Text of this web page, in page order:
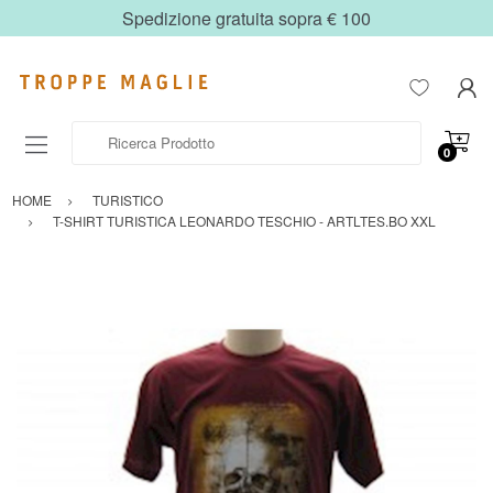
Spedizione gratuita sopra € 100
0
HOME
TURISTICO
T-SHIRT TURISTICA LEONARDO TESCHIO - ARTLTES.BO XXL